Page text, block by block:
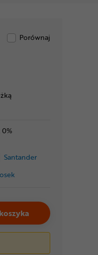
Porównaj
0%
Santander